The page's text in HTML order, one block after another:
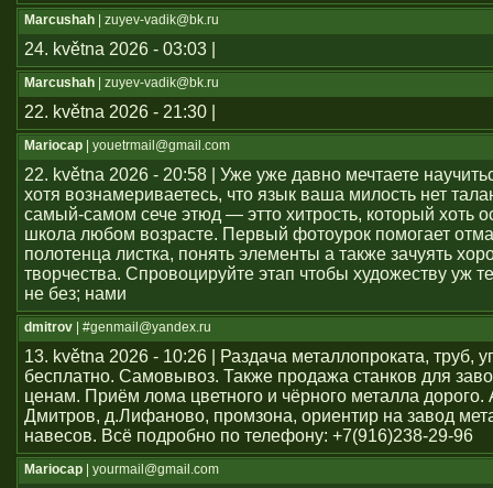
Marcushah | zuyev-vadik@bk.ru
24. května 2026 - 03:03 |
Marcushah | zuyev-vadik@bk.ru
22. května 2026 - 21:30 |
Mariocap | youеtrmail@gmail.com
22. května 2026 - 20:58 | Уже уже давно мечтаете
хотя вознамериваетесь, что язык ваша милость нет
самый-самом сече этюд — этто хитрость, который хоть
школа любом возрасте. Первый фотоурок помогает
полотенца листка, понять элементы а также зачуять
творчества. Спровоцируйте этап чтобы художеству уж
не без; нами
dmitrov | #genmail@yandex.ru
13. května 2026 - 10:26 | Раздача металлопроката, труб,
бесплатно. Самовывоз. Также продажа станков для
ценам. Приём лома цветного и чёрного металла дорого.
Дмитров, д.Лифаново, промзона, ориентир на завод
навесов. Всё подробно по телефону: +7(916)238-29-96
Mariocap | yourmail@gmail.com